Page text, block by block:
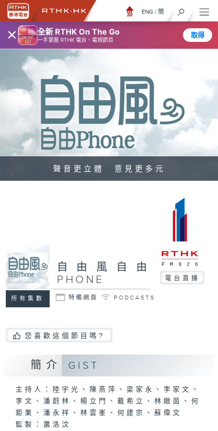
× 全新 RTHK On The Go
一手掌握 RTHK 電台、電視節目
取得
ENG / 簡
聲音更立體 意見更多元
所有集數
自由風自由
PHONE
電台直播
特備網頁 PODCASTS
您喜歡這個節目嗎?
簡介 GIST
主持人：陸宇光、陳燕萍、梁家永、李家文、
李文、潘蔚林、楊立門、戴希立、林緻茵、何
鉅業、潘永祥、林雲峯、何建宗、蘇偉文
監製：蕭洛汶